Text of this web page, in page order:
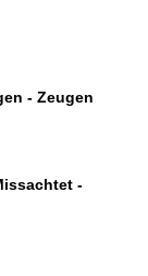
- Zeugen
-